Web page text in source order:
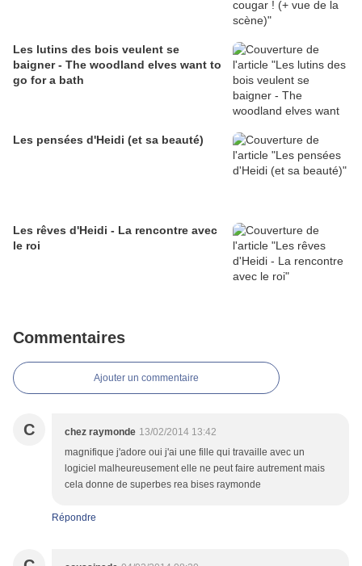
Les lutins des bois veulent se
baigner - The woodland elves want to
go for a bath
Les pensées d'Heidi (et sa beauté)
Les rêves d'Heidi - La rencontre avec
le roi
Commentaires
Ajouter un commentaire
C chez raymonde 13/02/2014 13:42
magnifique j'adore oui j'ai une fille qui travaille avec un
logiciel malheureusement elle ne peut faire autrement mais
cela donne de superbes rea bises raymonde
Répondre